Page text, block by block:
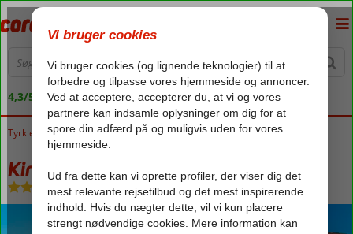
4,3/5 på Trustpilot
Forside
Tyrkiet Tyrkiets sydkyst Side Kumkoy Kirman Premium Calyptus
Kirman Premium Calyptus
Ultra All Inclusive- Hotel